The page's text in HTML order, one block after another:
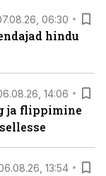
06:30
hindu
14:06
ja flippimine
13:54